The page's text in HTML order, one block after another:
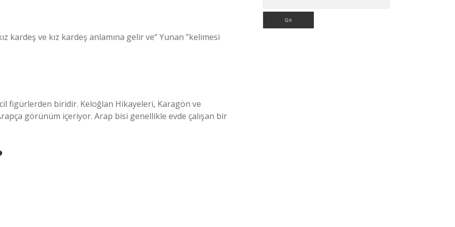
kardeş ve kız kardeş anlamına gelir ve“ Yunan ”kelimesi
figürlerden biridir. Keloğlan Hikayeleri, Karagön ve
görünüm içeriyor. Arap bisi genellikle evde çalışan bir